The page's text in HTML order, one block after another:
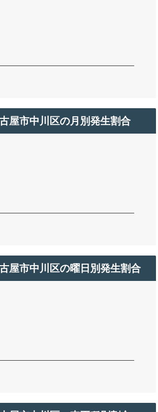
屋市中川区の月別発生割合
屋市中川区の曜日別発生割合